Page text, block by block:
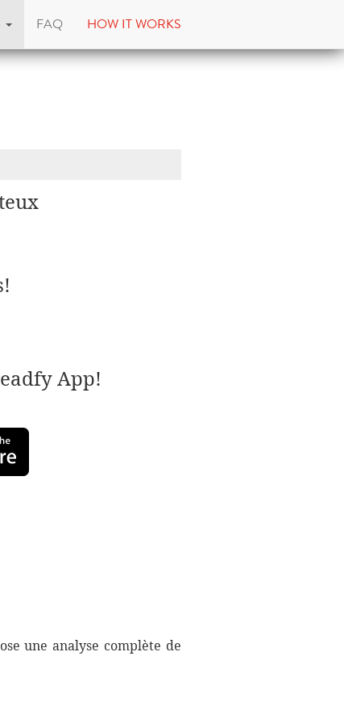
FAQ HOW IT WORKS
App!
une analyse complète de